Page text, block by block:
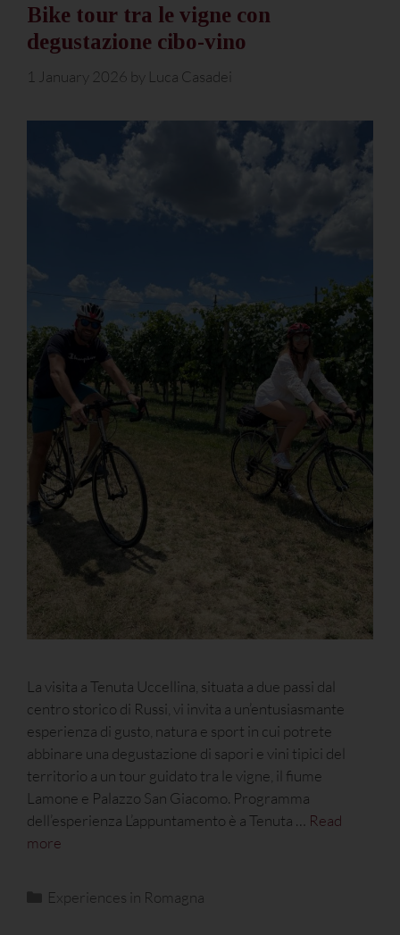
Bike tour tra le vigne con
degustazione cibo-vino
1 January 2026 by Luca Casadei
La visita a Tenuta Uccellina, situata a due passi dal
centro storico di Russi, vi invita a un’entusiasmante
esperienza di gusto, natura e sport in cui potrete
abbinare una degustazione di sapori e vini tipici del
territorio a un tour guidato tra le vigne, il fiume
Lamone e Palazzo San Giacomo. Programma
dell’esperienza L’appuntamento è a Tenuta … Read
more
Experiences in Romagna